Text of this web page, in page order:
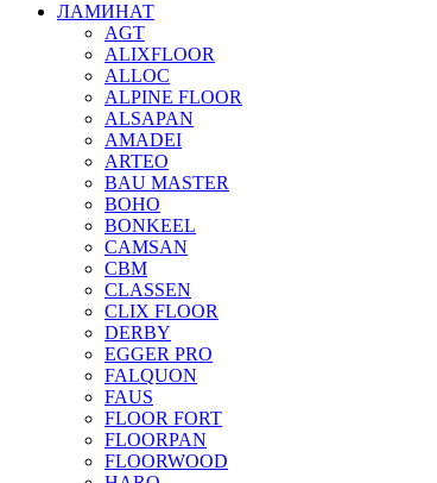
ЛАМИНАТ
AGT
ALIXFLOOR
ALLOC
ALPINE FLOOR
ALSAPAN
AMADEI
ARTEO
BAU MASTER
BOHO
BONKEEL
CAMSAN
CBM
CLASSEN
CLIX FLOOR
DERBY
EGGER PRO
FALQUON
FAUS
FLOOR FORT
FLOORPAN
FLOORWOOD